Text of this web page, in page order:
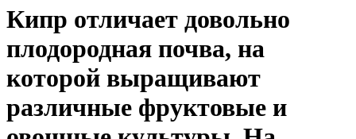
Кипр отличает довольно
плодородная почва, на
которой выращивают
различные фруктовые и